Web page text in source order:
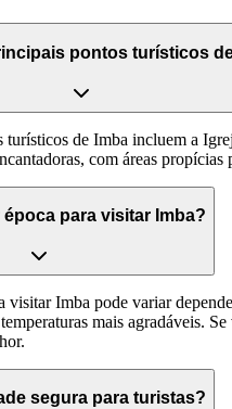
pontos turísticos
de Imba incluem a
com áreas
época para visitar Imba?
visitar Imba pode variar
mais agradáveis.
segura para turistas?